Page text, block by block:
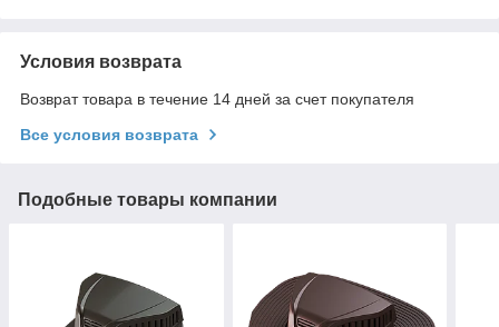
Условия возврата
Возврат товара в течение 14 дней за счет покупателя
Все условия возврата
Подобные товары компании